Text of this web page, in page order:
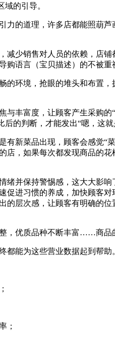
的引导。
力的道理，许多店都能照葫
减少销售对人员的依赖，店
购语言（宝贝描述）的不被
的环境，抢眼的堆头和布置
丰富度，让顾客产生采购
后的判断，才能发出“嗯，这
新菜品出现，顾客会感觉“
，如果每次都发现商品的
绪并保持警惕感，这大大影
进习惯的养成，加快顾客
层次感，让顾客有明确的
，优质品种不断丰富……商
都能为这些营业数据起到帮助
；